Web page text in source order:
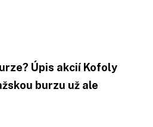
Úpis akcií Kofoly
burzu už ale